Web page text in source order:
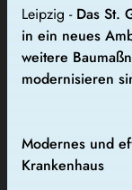
Leipzig - Das St.
in ein neues
weitere
modernisieren
Modernes und
Krankenhaus